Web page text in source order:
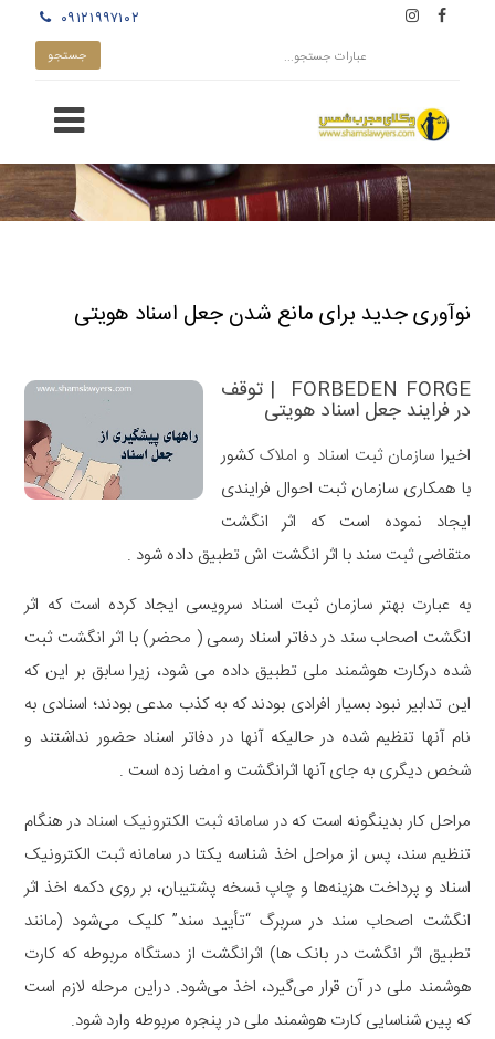
۰۹۱۲۱۹۹۷۱۰۲
نوآوری جدید برای مانع شدن جعل اسناد هویتی
FORBEDEN FORGE | توقف
در فرایند جعل اسناد هویتی
اخیرا سازمان ثبت اسناد و املاککشور
با همکاری سازمان ثبت احوال فرایندی
ایجاد نموده است که اثر انگشت
متقاضی ثبت سند با اثر انگشت اش تطبیق داده شود .
به عبارت بهتر سازمان ثبت اسناد سرویسی ایجاد کرده است که اثر
انگشت اصحاب سند در دفاتر اسناد رسمی ( محضر) با اثر انگشت ثبت
شده درکارت هوشمند ملی تطبیق داده می شود، زیرا سابق بر این که
این تدابیر نبود بسیار افرادی بودند که به کذب مدعی بودند؛ اسنادی به
نام آنها تنظیم شده در حالیکه آنها در دفاتر اسناد حضور نداشتند و
شخص دیگری به جای آنها اثرانگشت و امضا زده است .
مراحل کار بدینگونه است که در سامانه ثبت الکترونیک اسناد در هنگام
تنظیم سند، پس از مراحل اخذ شناسه یکتا در سامانه ثبت الکترونیک
اسناد و پرداخت‌ هزینه‌ها و چاپ نسخه پشتیبان، بر روی دکمه اخذ اثر
انگشت اصحاب سند در سربرگ “تأیید سند” کلیک می‌شود (مانند
تطبیق اثر انگشت در بانک ها) اثرانگشت از دستگاه مربوطه که کارت
هوشمند ملی در آن قرار می‌گیرد، اخذ می‌شود. دراین مرحله لازم است
که پین شناسایی کارت هوشمند ملی در پنجره مربوطه وارد شود.